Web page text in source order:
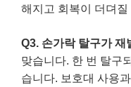
해지고 회복이 더뎌질
Q3. 손가락 탈구가 재
맞습니다. 한 번 탈구
습니다. 보호대 사용